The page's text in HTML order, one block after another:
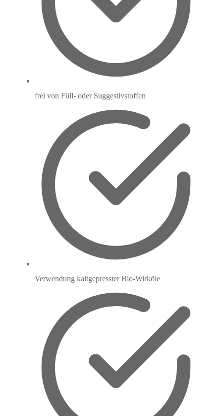
frei von Füll- oder Suggestivstoffen
Verwendung kaltgepresster Bio-Wirköle